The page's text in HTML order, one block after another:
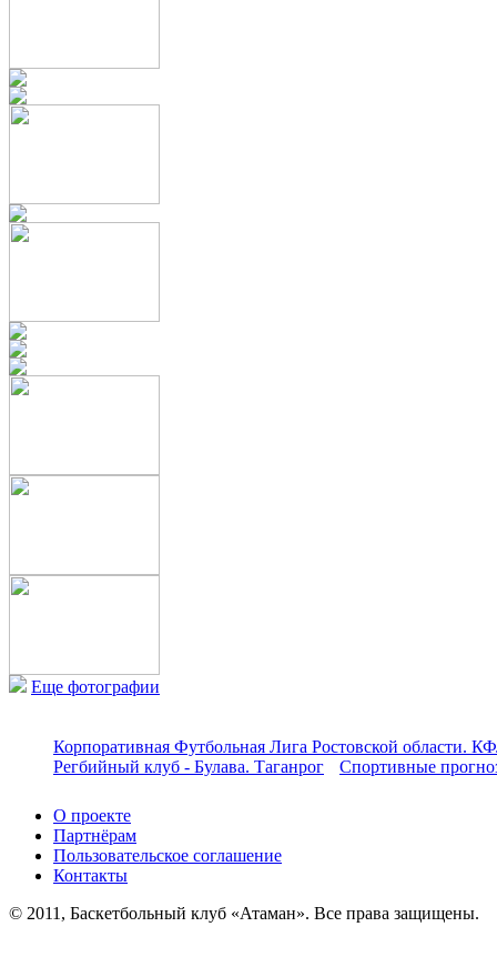
Еще фотографии
Корпоративная Футбольная Лига Ростовской области.
Регбийный клуб - Булава. Таганрог
Спортивные
О проекте
Партнёрам
Пользовательское соглашение
Контакты
© 2011, Баскетбольный клуб «Атаман». Все права защищены.